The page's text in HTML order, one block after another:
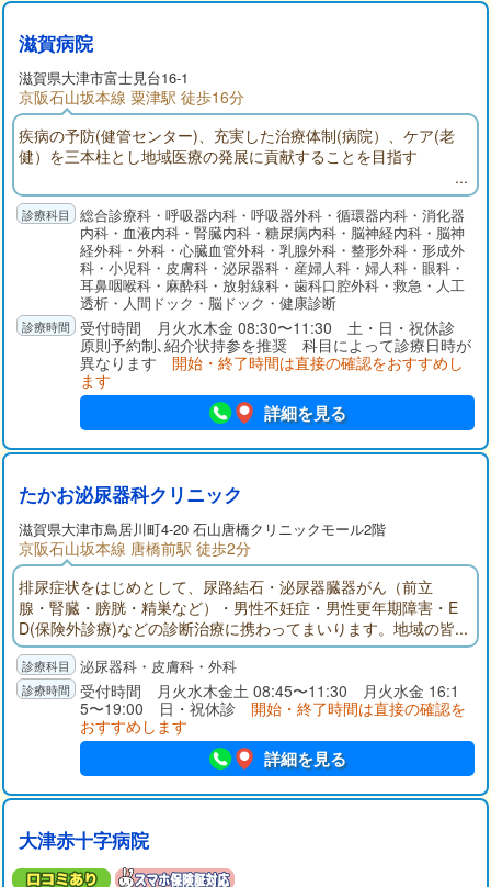
滋賀病院
滋賀県大津市富士見台16-1
京阪石山坂本線 粟津駅 徒歩16分
疾病の予防(健管センター)、充実した治療体制(病院）、ケア(老
健）を三本柱とし地域医療の発展に貢献することを目指す
総合診療科・呼吸器内科・呼吸器外科・循環器内科・消化器
内科・血液内科・腎臓内科・糖尿病内科・脳神経内科・脳神
経外科・外科・心臓血管外科・乳腺外科・整形外科・形成外
科・小児科・皮膚科・泌尿器科・産婦人科・婦人科・眼科・
耳鼻咽喉科・麻酔科・放射線科・歯科口腔外科・救急・人工
透析・人間ドック・脳ドック・健康診断
受付時間 月火水木金 08:30〜11:30 土・日・祝休診
原則予約制､紹介状持参を推奨 科目によって診療日時が
異なります 開始・終了時間は直接の確認をおすすめし
ます
詳細を見る
たかお泌尿器科クリニック
滋賀県大津市鳥居川町4-20 石山唐橋クリニックモール2階
京阪石山坂本線 唐橋前駅 徒歩2分
排尿症状をはじめとして、尿路結石・泌尿器臓器がん（前立
腺・腎臓・膀胱・精巣など）・男性不妊症・男性更年期障害・E
D(保険外診療)などの診断治療に携わってまいります。地域の皆
さんに信頼され愛されるようなクリニックをスタッフと共に目
指し、基幹病院と連携をとりながら努力してまいります。
泌尿器科・皮膚科・外科
受付時間 月火水木金土 08:45〜11:30 月火水金 16:1
5〜19:00 日・祝休診 開始・終了時間は直接の確認を
おすすめします
詳細を見る
大津赤十字病院